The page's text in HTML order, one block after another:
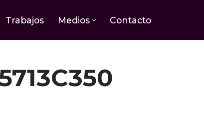
Trabajos Medios Contacto